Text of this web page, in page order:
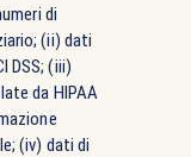
di
(ii) dati
DSS; (iii)
da HIPAA
(iv) dati di